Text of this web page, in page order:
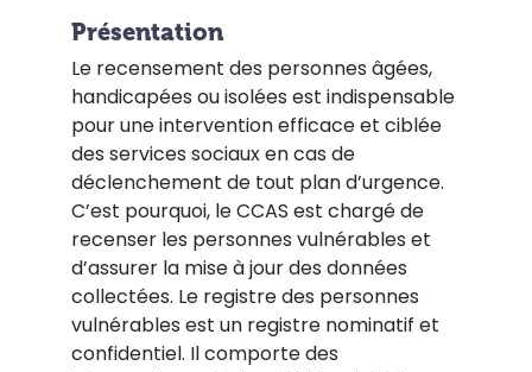
Présentation
Le recensement des personnes âgées,
handicapées ou isolées est indispensable
pour une intervention efficace et ciblée
des services sociaux en cas de
déclenchement de tout plan d’urgence.
C’est pourquoi, le CCAS est chargé de
recenser les personnes vulnérables et
d’assurer la mise à jour des données
collectées. Le registre des personnes
vulnérables est un registre nominatif et
confidentiel. Il comporte des